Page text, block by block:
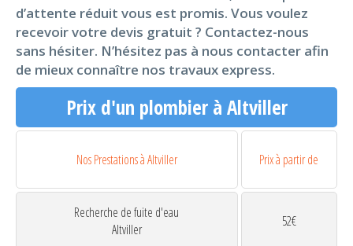
d’attente réduit vous est promis. Vous voulez
recevoir votre devis gratuit ? Contactez-nous
sans hésiter. N’hésitez pas à nous contacter afin
de mieux connaître nos travaux express.
Prix d'un plombier à Altviller
Nos Prestations à Altviller Prix à partir de
Recherche de fuite d'eau
Altviller
52€